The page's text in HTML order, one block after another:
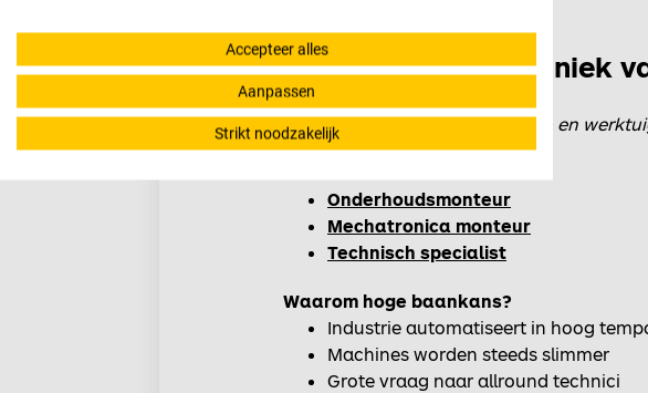
Mechatronica: techniek
Kun jij niet kiezen tussen elektro en
Functies:
Onderhoudsmonteur
Mechatronica monteur
Technisch specialist
Waarom hoge baankans?
Industrie automatiseert in hoog
Machines worden steeds slimmer
Grote vraag naar allround technici
Accepteer alles
Aanpassen
Strikt noodzakelijk